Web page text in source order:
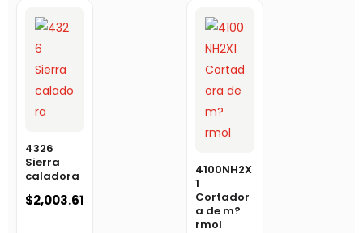
4326
Sierra
caladora
$2,003.61
4100NH2X
1
Cortador
a de m?
rmol